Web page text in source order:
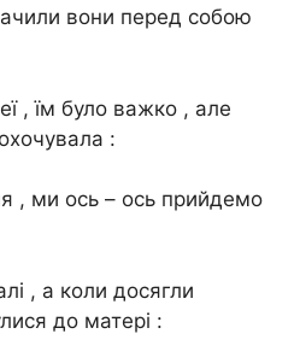
вони перед собою
, їм було важко , але
:
, ми ось – ось прийдемо
, а коли досягли
до матері :